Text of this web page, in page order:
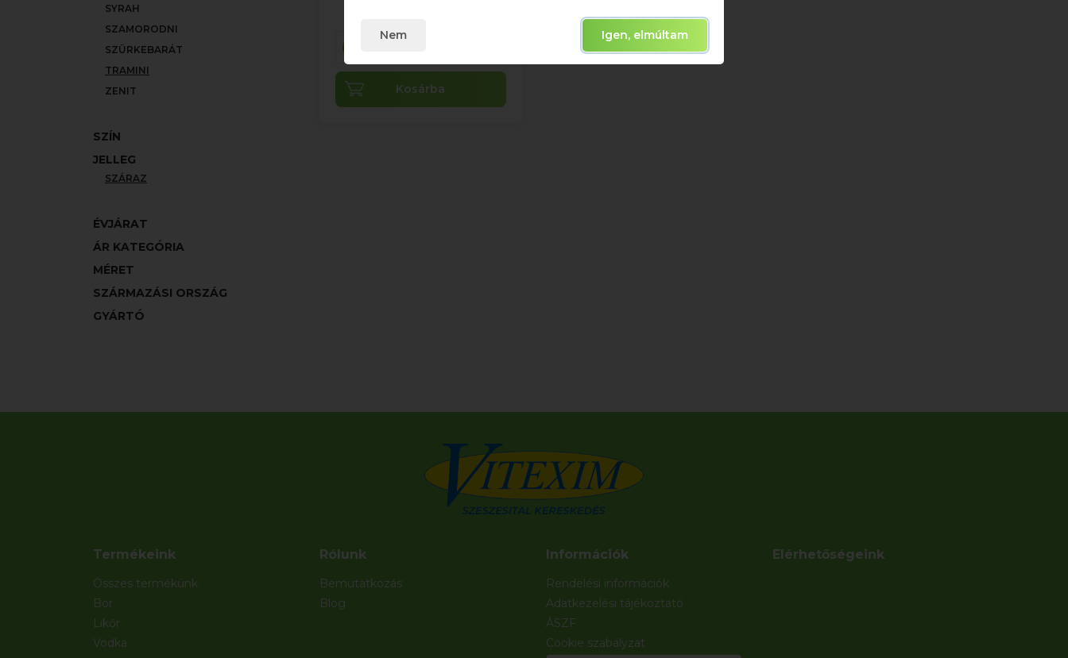
SYRAH
SZAMORODNI
SZÜRKEBARÁT
TRAMINI
ZENIT
SZÍN
JELLEG
SZÁRAZ
ÉVJÁRAT
ÁR KATEGÓRIA
MÉRET
SZÁRMAZÁSI ORSZÁG
GYÁRTÓ
Kosárba
Termékeink
Összes termékünk
Bor
Likőr
Vodka
Rólunk
Bemutatkozás
Blog
Információk
Rendelési információk
Adatkezelési tájékoztató
ÁSZF
Cookie szabályzat
Elérhetőségeink
Nem Igen, elmúltam